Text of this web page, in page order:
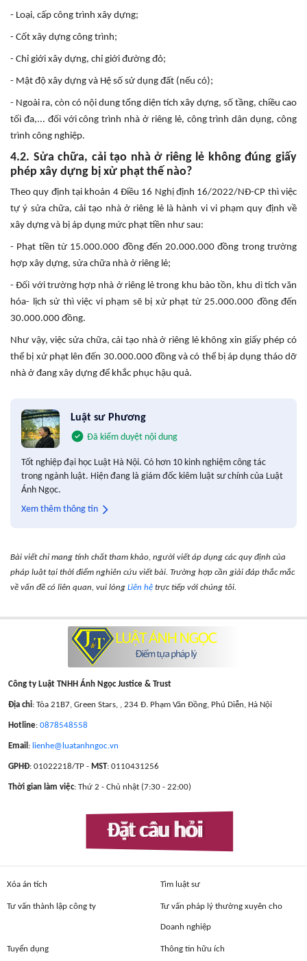
- Loại, cấp công trình xây dựng;
- Cốt xây dựng công trình;
- Chỉ giới xây dựng, chỉ giới đường đỏ;
- Mật độ xây dựng và Hệ số sử dụng đất (nếu có);
- Ngoài ra, còn có nội dung tổng diện tích xây dựng, số tầng, chiều cao
tối đa,... đối với công trình nhà ở riêng lẻ, công trình dân dụng, công
trình công nghiệp.
4.2. Sửa chữa, cải tạo nhà ở riêng lẻ không đúng giấy
phép xây dựng bị xử phạt thế nào?
Theo quy định tại khoản 4 Điều 16 Nghị định 16/2022/NĐ-CP thì việc
tự ý sửa chữa, cải tạo nhà ở riêng lẻ là hành vi vi phạm quy định về
xây dựng và bị áp dụng mức phạt tiền như sau:
- Phạt tiền từ 15.000.000 đồng đến 20.000.000 đồng trong trường
hợp xây dựng, sửa chữa nhà ở riêng lẻ;
- Đối với trường hợp nhà ở riêng lẻ trong khu bảo tồn, khu di tích văn
hóa- lịch sử thì việc vi phạm sẽ bị xử phạt từ 25.000.000 đồng đến
30.000.000 đồng.
Như vậy, việc sửa chữa, cải tạo nhà ở riêng lẻ không xin giấy phép có
thể bị xử phạt lên đến 30.000.000 đồng và có thể bị áp dụng tháo dỡ
nhà ở đang xây dựng để khắc phục hậu quả.
Luật sư Phương
Đã kiểm duyệt nội dung
Tốt nghiệp đại học Luật Hà Nội. Có hơn 10 kinh nghiệm công tác
trong ngành luật. Hiện đang là giám đốc kiêm luật sư chính của Luật
Ánh Ngọc.
Xem thêm thông tin
Bài viết chỉ mang tính chất tham khảo, người viết áp dụng các quy định của
pháp luật tại thời điểm nghiên cứu viết bài. Trường hợp cần giải đáp thắc mắc
về vấn đề có liên quan, vui lòng Liên hệ trực tiếp với chúng tôi.
Công ty Luật TNHH Ánh Ngọc Justice & Trust
Địa chỉ: Tòa 21B7, Green Stars, , 234 Đ. Phạm Văn Đồng, Phú Diễn, Hà Nội
Hotline: 0878548558
Email : lienhe@luatanhngoc.vn
GPHĐ: 01022218/TP - MST: 0110431256
Thời gian làm việc: Thứ 2 - Chủ nhật (7:30 - 22:00)
Đặt câu hỏi
Xóa án tích Tìm luật sư
Tư vấn thành lập công ty Tư vấn pháp lý thường xuyên cho
Doanh nghiệp
Tuyển dụng Thông tin hữu ích